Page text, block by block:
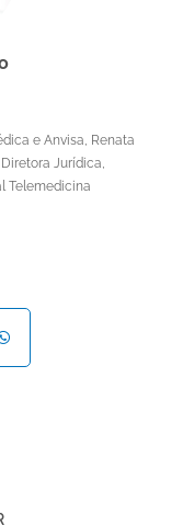
e Anvisa, Renata
Jurídica,
Telemedicina